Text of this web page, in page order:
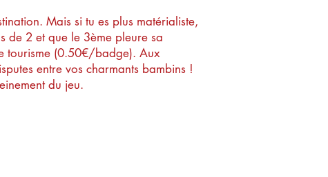
Mais si tu es plus matérialiste,
de 2 et que le 3ème pleure sa
tourisme (0.50€/badge). Aux
entre vos charmants bambins !
du jeu.